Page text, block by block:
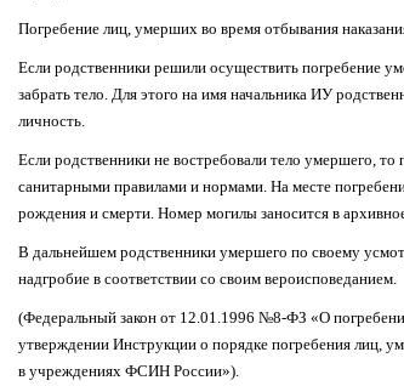
Погребение лиц, умерших во время отбывания
Если родственники решили осуществить погребение
забрать тело. Для этого на имя начальника ИУ
личность.
Если родственники не востребовали тело умершего,
санитарными правилами и нормами. На месте
рождения и смерти. Номер могилы заносится в
В дальнейшем родственники умершего по своему
надгробие в соответствии со своим вероисповеданием.
(Федеральный закон от 12.01.1996 №8-ФЗ «О
утверждении Инструкции о порядке погребения лиц,
в учреждениях ФСИН России»).